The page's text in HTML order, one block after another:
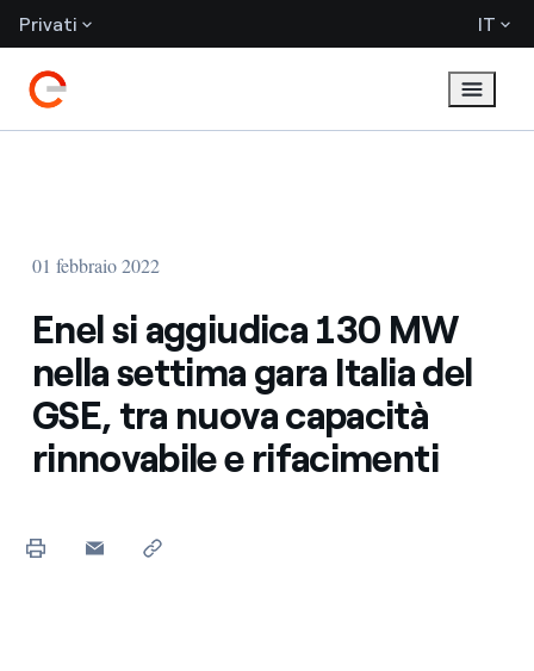
Privati IT
01 febbraio 2022
Enel si aggiudica 130 MW
nella settima gara Italia del
GSE, tra nuova capacità
rinnovabile e rifacimenti